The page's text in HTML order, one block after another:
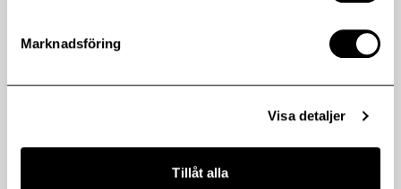
Marknadsföring
Visa detaljer
Tillåt alla